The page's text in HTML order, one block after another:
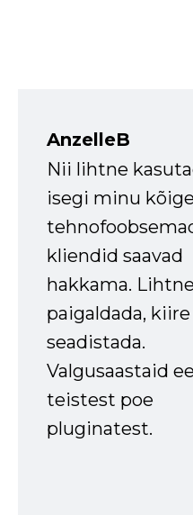
AnzelleB
Nii lihtne
isegi minu kõige
kliendid saavad
hakkama. Lihtne
paigaldada, kiire
seadistada.
Valgusaastaid
teistest poe
pluginatest.